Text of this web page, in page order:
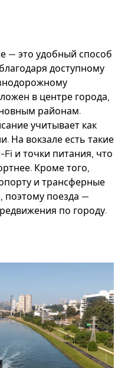
— это удобный способ
доступному
в центре города,
районам.
учитывает как
На вокзале есть такие
Fi и точки питания, что
Кроме того,
и трансферные
поэтому поезда —
по городу.